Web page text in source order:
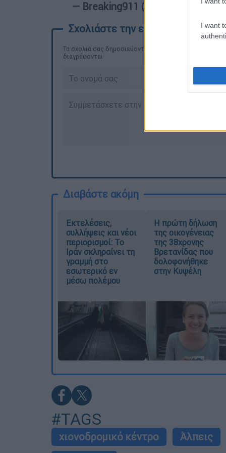
I want
— Breaking911 (@Breaking911)
Τα σχολιά σας δημοσιεύονται άμεσα με δική σας
διαγράφονται
Διαβάστε ακόμη
Εκτελέσεις,
συλλήψεις και νέοι
περιορισμοί: Το
Ιράν σκληραίνει τη
γραμμή στο
εσωτερικό εν
μέσω πολέμου
Η πρώτη δήλωση
της οικογένειας
της 38χρονης
Βρετανίδας που
δολοφονήθηκε
στην Κυψέλη
#TAGS
χιονοδρομικό κέντρο Άλπεις